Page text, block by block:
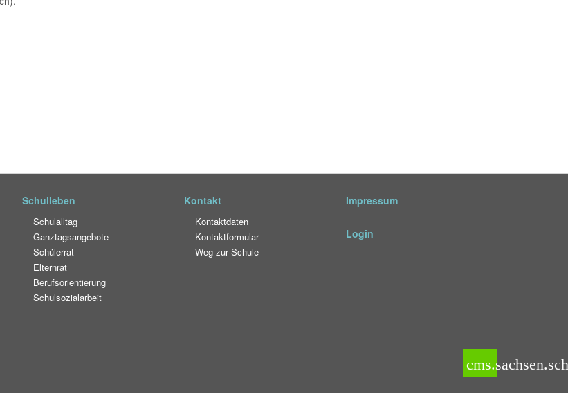
Schulleben
Schulalltag
Ganztagsangebote
Schülerrat
Elternrat
Berufsorientierung
Schulsozialarbeit
Kontakt
Kontaktdaten
Kontaktformular
Weg zur Schule
Impressum
Login